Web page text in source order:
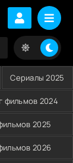
Сериалы 2025
фильмов 2024
2025
2026